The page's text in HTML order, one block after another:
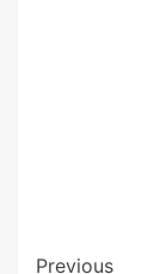
Previous